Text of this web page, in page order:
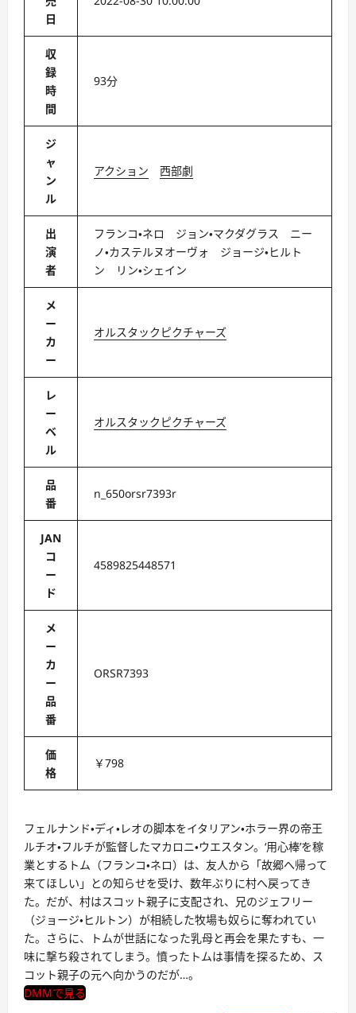
日
収
録
時
間
93分
ジ
ャ
ン
ル
アクション 西部劇
出
演
者
フランコ・ネロ ジョン・マクダグラス ニー
ノ・カステルヌオーヴォ ジョージ・ヒルト
ン リン・シェイン
メ
ー
カ
ー
オルスタックピクチャーズ
レ
ー
ベ
ル
オルスタックピクチャーズ
品
番
n_650orsr7393r
JAN
コ
ー
ド
4589825448571
メ
ー
カ
ー
品
番
ORSR7393
価
格
￥798
フェルナンド・ディ・レオの脚本をイタリアン・ホラー界の帝王
ルチオ・フルチが監督したマカロニ・ウエスタン。‘用心棒’を稼
業とするトム（フランコ・ネロ）は、友人から「故郷へ帰って
来てほしい」との知らせを受け、数年ぶりに村へ戻ってき
た。だが、村はスコット親子に支配され、兄のジェフリー
（ジョージ・ヒルトン）が相続した牧場も奴らに奪われてい
た。さらに、トムが世話になった乳母と再会を果たすも、一
味に撃ち殺されてしまう。憤ったトムは事情を探るため、ス
コット親子の元へ向かうのだが…。
DMMで見る